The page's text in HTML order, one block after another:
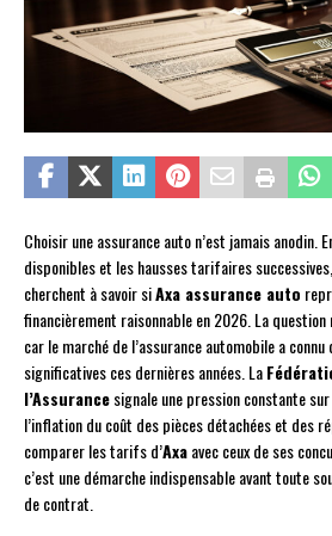
Choisir une assurance auto n’est jamais anodin.
disponibles et les hausses tarifaires
cherchent à savoir siAxa assurance auto
financièrement raisonnable en 2026. La
car le marché de l’assurance automobile a
significatives ces dernières années. La
l’Assurancesignale une pression constante
l’inflation du coût des pièces détachées et des
comparer les tarifs d’Axaavec ceux de ses
c’est une démarche indispensable avant toute
de contrat.